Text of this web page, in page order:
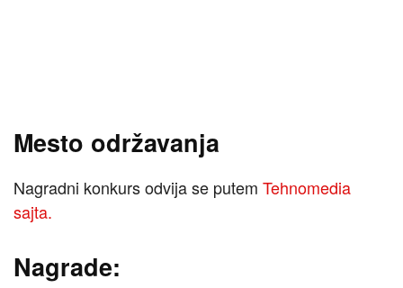
Mesto održavanja
Nagradni konkurs odvija se putem Tehnomedia
sajta.
Nagrade: